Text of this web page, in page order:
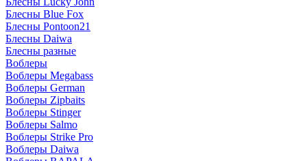
Блесны Blue Fox
Блесны Pontoon21
Блесны Daiwa
Блесны разные
Воблеры
Воблеры Megabass
Воблеры German
Воблеры Zipbaits
Воблеры Stinger
Воблеры Salmo
Воблеры Strike Pro
Воблеры Daiwa